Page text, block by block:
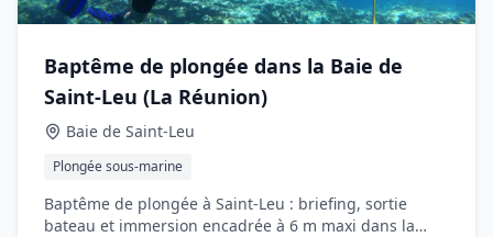
Baptême de plongée dans la Baie de
Saint‑Leu (La Réunion)
Baie de Saint‑Leu
Plongée sous‑marine
Baptême de plongée à Saint‑Leu : briefing, sortie
bateau et immersion encadrée à 6 m maxi dans la